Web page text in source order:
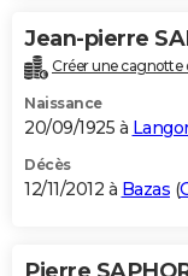
Jean-pierre
Créer une cagnotte
Naissance
20/09/1925 à
Décès
12/11/2012 à Bazas (